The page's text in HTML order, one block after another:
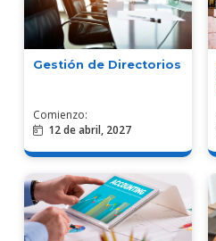
Gestión de Directorios
Comienzo:
12 de abril, 2027